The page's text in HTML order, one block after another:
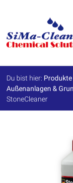
SiMa-
Cleantec
GmbH
Spezialprodukte
für
Instandhaltung
Du bist hier: Produkte
Außenanlagen &
StoneCleaner